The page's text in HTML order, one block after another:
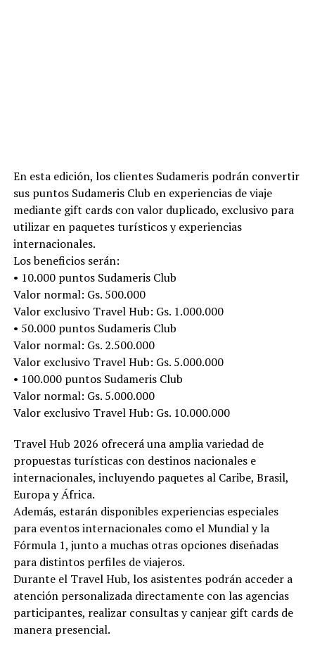
En esta edición, los clientes Sudameris podrán convertir
sus puntos Sudameris Club en experiencias de viaje
mediante gift cards con valor duplicado, exclusivo para
utilizar en paquetes turísticos y experiencias
internacionales.
Los beneficios serán:
• 10.000 puntos Sudameris Club
Valor normal: Gs. 500.000
Valor exclusivo Travel Hub: Gs. 1.000.000
• 50.000 puntos Sudameris Club
Valor normal: Gs. 2.500.000
Valor exclusivo Travel Hub: Gs. 5.000.000
• 100.000 puntos Sudameris Club
Valor normal: Gs. 5.000.000
Valor exclusivo Travel Hub: Gs. 10.000.000
Travel Hub 2026 ofrecerá una amplia variedad de
propuestas turísticas con destinos nacionales e
internacionales, incluyendo paquetes al Caribe, Brasil,
Europa y África.
Además, estarán disponibles experiencias especiales
para eventos internacionales como el Mundial y la
Fórmula 1, junto a muchas otras opciones diseñadas
para distintos perfiles de viajeros.
Durante el Travel Hub, los asistentes podrán acceder a
atención personalizada directamente con las agencias
participantes, realizar consultas y canjear gift cards de
manera presencial.